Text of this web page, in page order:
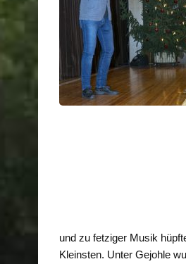
und zu fetziger Musik
Kleinsten. Unter Gejohle